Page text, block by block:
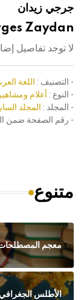
هيئة
جرجي زيدان
Zaydan
لا توجد تفاصيل
- التصنيف : اللغة
- النوع : أعلام ومشاهير
- المجلد : المجلد السابع،
- رقم الصفحة ضمن
متنوع
معجم
الأطلس